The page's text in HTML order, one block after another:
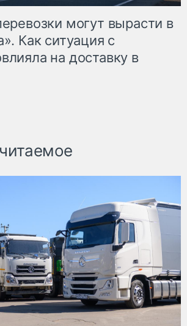
могут вырасти в
Как ситуация с
на доставку в